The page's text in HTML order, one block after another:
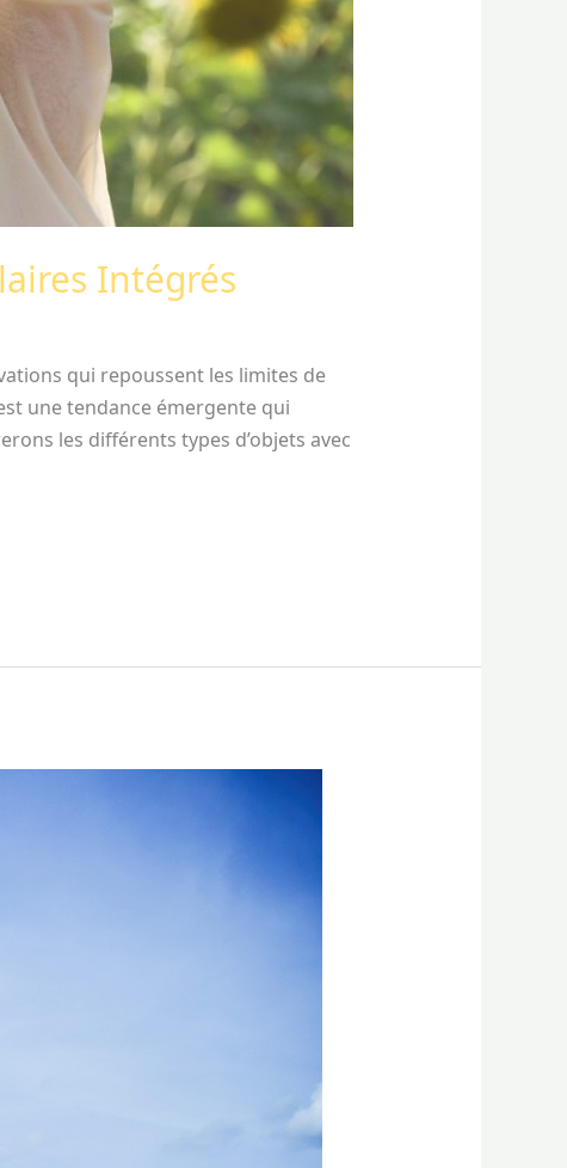
Intégrés
qui repoussent les limites de
une tendance émergente qui
les différents types d’objets avec